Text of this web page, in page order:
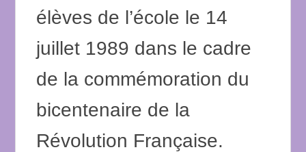
élèves de l’école le 14
juillet 1989 dans le cadre
de la commémoration du
bicentenaire de la
Révolution Française.